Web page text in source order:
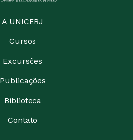
A UNICERJ
Cursos
Excursões
Publicações
Biblioteca
Contato